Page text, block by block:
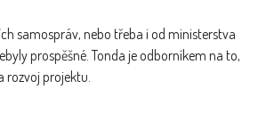
samospráv, nebo třeba i od ministerstva
prospěšné. Tonda je odborníkem na to,
rozvoj projektu.